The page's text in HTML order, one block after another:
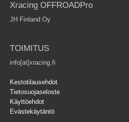
Xracing OFFROADPro
JH Finland Oy
TOIMITUS
info[at]xracing.fi
Kestotilausehdot
Tietosuojaseloste
Käyttöehdot
Evästekäytäntö